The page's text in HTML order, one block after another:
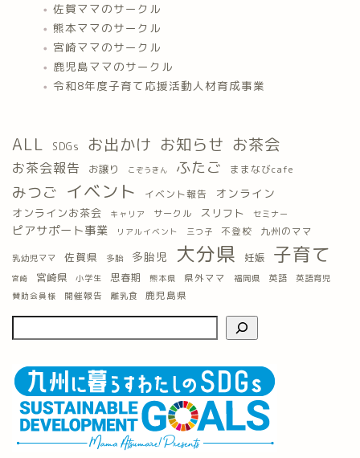
佐賀ママのサークル
熊本ママのサークル
宮崎ママのサークル
鹿児島ママのサークル
令和8年度子育て応援活動人材育成事業
ALL SDGs お出かけ お知らせ お茶会
お茶会報告 お譲り こぞうきん ふたご ままなびcafe
みつご イベント イベント報告 オンライン
オンラインお茶会 キャリア サークル スリフト セミナー
ピアサポート事業 リアルイベント 三つ子 不登校 九州のママ
乳幼児ママ 佐賀県 多胎 多胎児 大分県 妊娠 子育て
宮崎 宮崎県 小学生 思春期 熊本県 県外ママ 福岡県 英語 英語育児
賛助会員様 開催報告 離乳食 鹿児島県